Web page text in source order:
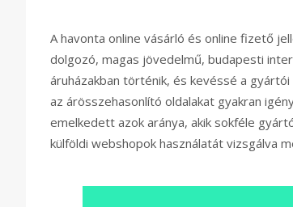
A havonta online vásárló és online fizető
dolgozó, magas jövedelmű, budapesti
áruházakban történik, és kevéssé a
az árösszehasonlító oldalakat gyakran
emelkedett azok aránya, akik sokféle
külföldi webshopok használatát vizsgálva